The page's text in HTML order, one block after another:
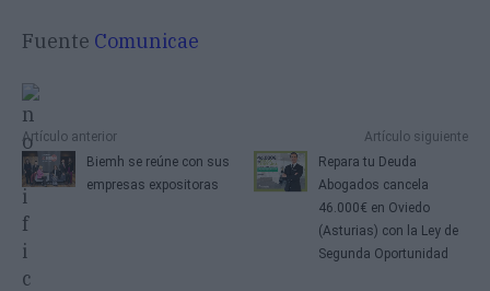
Fuente Comunicae
Artículo anterior
Biemh se reúne con sus
empresas expositoras
Artículo siguiente
Repara tu Deuda
Abogados cancela
46.000€ en Oviedo
(Asturias) con la Ley de
Segunda Oportunidad